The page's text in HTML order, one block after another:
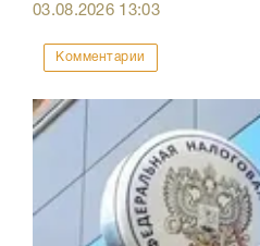
03.08.2026 13:03
Комментарии